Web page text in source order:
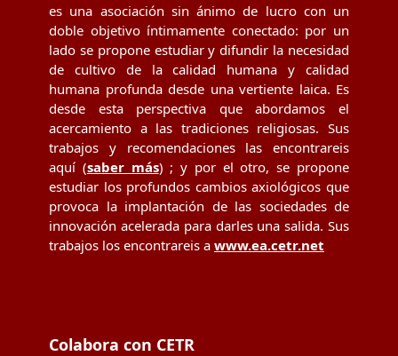
es una asociación sin ánimo de lucro con un
doble objetivo íntimamente conectado: por un
lado se propone estudiar y difundir la necesidad
de cultivo de la calidad humana y calidad
humana profunda desde una vertiente laica. Es
desde esta perspectiva que abordamos el
acercamiento a las tradiciones religiosas. Sus
trabajos y recomendaciones las encontrareis
aquí (saber más) ; y por el otro, se propone
estudiar los profundos cambios axiológicos que
provoca la implantación de las sociedades de
innovación acelerada para darles una salida. Sus
trabajos los encontrareis a www.ea.cetr.net
Colabora con CETR